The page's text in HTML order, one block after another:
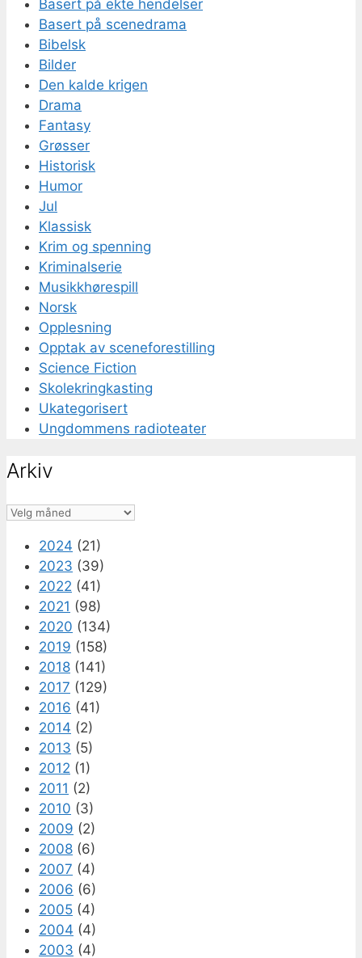
Basert på ekte hendelser
Basert på scenedrama
Bibelsk
Bilder
Den kalde krigen
Drama
Fantasy
Grøsser
Historisk
Humor
Jul
Klassisk
Krim og spenning
Kriminalserie
Musikkhørespill
Norsk
Opplesning
Opptak av sceneforestilling
Science Fiction
Skolekringkasting
Ukategorisert
Ungdommens radioteater
Arkiv
Arkiv
2024 (21)
2023 (39)
2022 (41)
2021 (98)
2020 (134)
2019 (158)
2018 (141)
2017 (129)
2016 (41)
2014 (2)
2013 (5)
2012 (1)
2011 (2)
2010 (3)
2009 (2)
2008 (6)
2007 (4)
2006 (6)
2005 (4)
2004 (4)
2003 (4)